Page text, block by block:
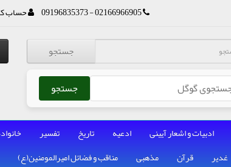
02166966905 - 09196835373 حساب
جستجو
جستجو
ادبیات و اشعار آیینی ادعیه تاریخ تفسیر
غدیر قرآن مذهبی
مناقب و فضائل امیرالمومنین(ع)